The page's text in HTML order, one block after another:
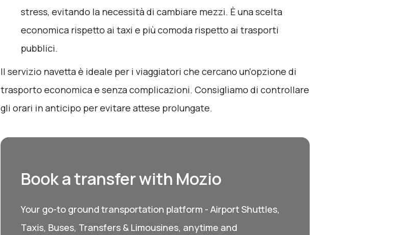
stress, evitando la necessità di cambiare mezzi. È una scelta
economica rispetto ai taxi e più comoda rispetto ai trasporti
pubblici.
Il servizio navetta è ideale per i viaggiatori che cercano un'opzione di
trasporto economica e senza complicazioni. Consigliamo di controllare
gli orari in anticipo per evitare attese prolungate.
Book a transfer with Mozio
Your go-to ground transportation platform - Airport Shuttles,
Taxis, Buses, Transfers & Limousines, anytime and